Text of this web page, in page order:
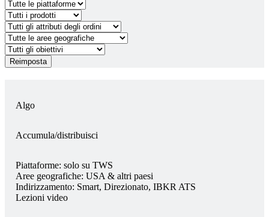
Reimposta
Algo
Accumula/distribuisci
Piattaforme: solo su TWS
Aree geografiche: USA & altri paesi
Indirizzamento: Smart, Direzionato, IBKR ATS
Lezioni video